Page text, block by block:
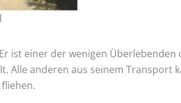
ist einer der wenigen
Alle anderen aus seinem Transport